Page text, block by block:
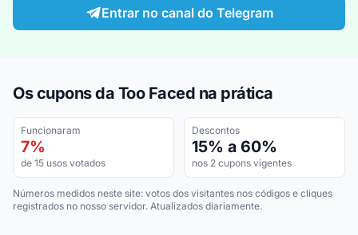
Entrar no canal do Telegram
Os cupons da Too Faced na prática
Funcionaram
7%
de 15 usos votados
Descontos
15% a 60%
nos 2 cupons vigentes
Números medidos neste site: votos dos visitantes nos códigos e cliques
registrados no nosso servidor. Atualizados diariamente.